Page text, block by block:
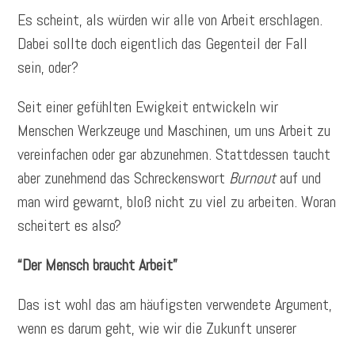
Es scheint, als würden wir alle von Arbeit erschlagen.
Dabei sollte doch eigentlich das Gegenteil der Fall
sein, oder?
Seit einer gefühlten Ewigkeit entwickeln wir
Menschen Werkzeuge und Maschinen, um uns Arbeit zu
vereinfachen oder gar abzunehmen. Stattdessen taucht
aber zunehmend das Schreckenswort Burnoutauf und
man wird gewarnt, bloß nicht zu viel zu arbeiten. Woran
scheitert es also?
“Der Mensch braucht Arbeit”
Das ist wohl das am häufigsten verwendete Argument,
wenn es darum geht, wie wir die Zukunft unserer